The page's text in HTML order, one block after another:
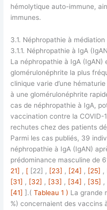
hémolytique auto-immune,
immunes.
3.1. Néphropathie à
3.1.1. Néphropathie à IgA
La néphropathie à IgA (IgAN)
glomérulonéphrite la plus
clinique varie d’une
à une glomérulonéphrite
cas de néphropathie à IgA,
vaccination contre la
rechutes chez des patients
Parmi les cas publiés, 39
néphropathie à IgA (IgAN)
prédominance masculine de
21] , [ [22] , [23] , [24] , [25] ,
[31] , [32] , [33] , [34] , [35] ,
[41] ].(Tableau 1 ) La grande
%) concernaient des vaccins